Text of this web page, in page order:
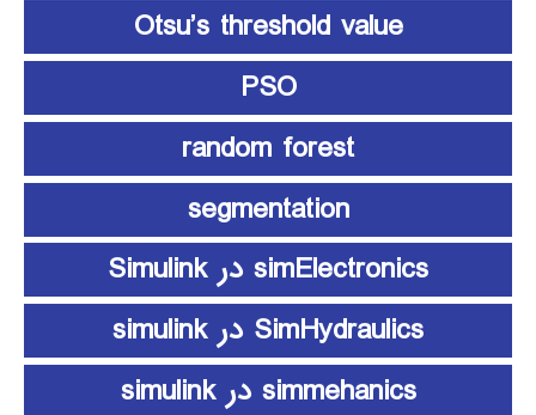
Otsu’s threshold value
PSO
random forest
segmentation
simElectronics در Simulink
SimHydraulics در simulink
simmehanics در simulink